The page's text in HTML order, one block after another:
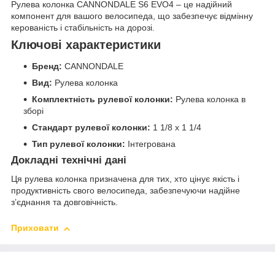
Рулева колонка CANNONDALE S6 EVO4 – це надійний
компонент для вашого велосипеда, що забезпечує відмінну
керованість і стабільність на дорозі.
Ключові характеристики
Бренд: CANNONDALE
Вид: Рулева колонка
Комплектність рулевої колонки: Рулева колонка в
зборі
Стандарт рулевої колонки: 1 1/8 х 1 1/4
Тип рулевої колонки: Інтегрована
Докладні технічні дані
Ця рулева колонка призначена для тих, хто цінує якість і
продуктивність свого велосипеда, забезпечуючи надійне
з’єднання та довговічність.
Приховати